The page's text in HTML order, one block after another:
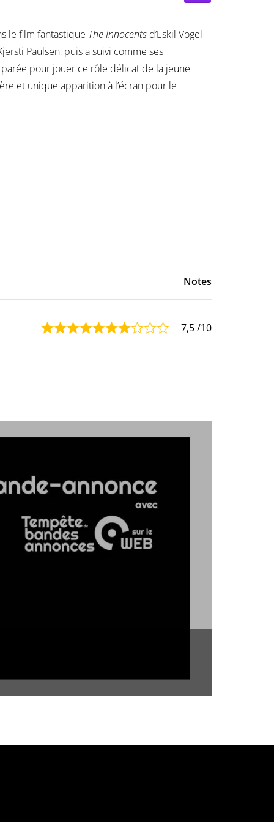
le film fantastique The Innocents d’Eskil Vogel
Paulsen, puis a suivi comme ses
pour jouer ce rôle délicat de la jeune
et unique apparition à l’écran pour le
Notes
7,5/10